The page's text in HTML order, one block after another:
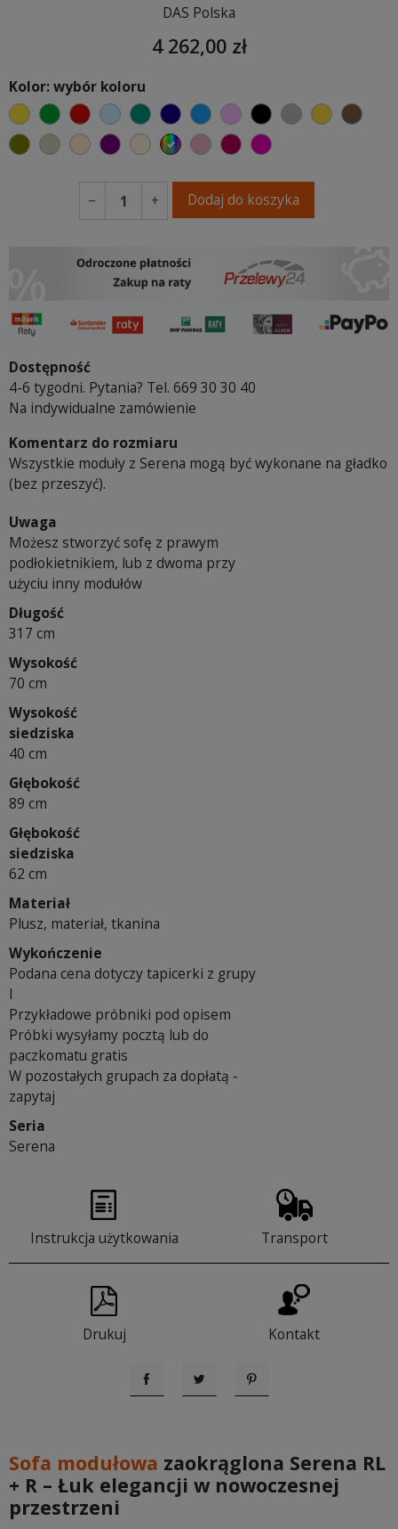
DAS Polska
4 262,00 zł
Kolor: wybór koloru
żółtyzielonyczerwony
błękitnyturkusowygranatowyniebieski
różowyczarnyszary
oliwkowy
beżowyciepły kremowy
fioletowa purpura
ecru beżowy
wybór koloru
brudny róż
burgundfuksja
− + Dodaj do koszyka
Dostępność
4-6 tygodni. Pytania? Tel. 669 30 30 40
Na indywidualne zamówienie
Komentarz do rozmiaru
Wszystkie moduły z Serena mogą być wykonane na gładko
(bez przeszyć).
Uwaga
Możesz stworzyć sofę z prawym
podłokietnikiem, lub z dwoma przy
użyciu inny modułów
Długość
317 cm
Wysokość
70 cm
Wysokość
siedziska
40 cm
Głębokość
89 cm
Głębokość
siedziska
62 cm
Materiał
Plusz, materiał, tkanina
Wykończenie
Podana cena dotyczy tapicerki z grupy
I
Przykładowe próbniki pod opisem
Próbki wysyłamy pocztą lub do
paczkomatu gratis
W pozostałych grupach za dopłatą -
zapytaj
Seria
Serena
Instrukcja użytkowania Transport
Drukuj Kontakt
UdostępnijTweetujPinterest
Sofa modułowa zaokrąglona Serena RL
+ R – Łuk elegancji w nowoczesnej
przestrzeni